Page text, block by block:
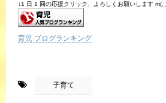
↓1 日 1 回の応援クリック、よろしくお願いします
育児 ブログランキング
子育て